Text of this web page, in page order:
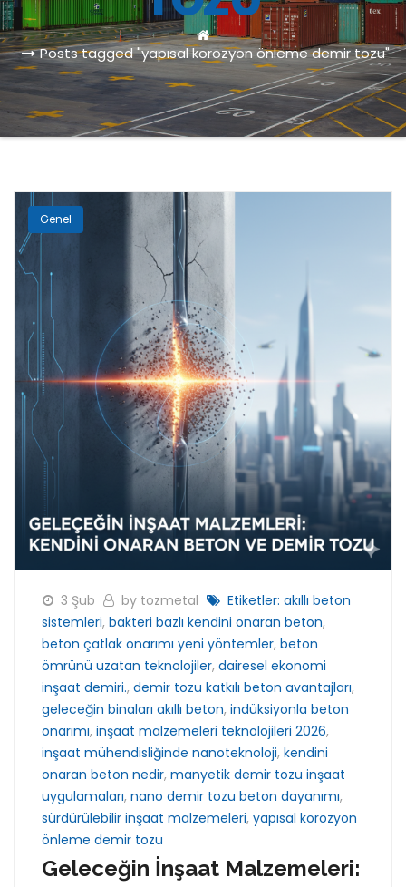
Posts tagged "yapısal korozyon önleme demir tozu"
Genel
3 Şub by tozmetal Etiketler: akıllı beton
sistemleri, bakteri bazlı kendini onaran beton,
beton çatlak onarımı yeni yöntemler, beton
ömrünü uzatan teknolojiler, dairesel ekonomi
inşaat demiri., demir tozu katkılı beton avantajları,
geleceğin binaları akıllı beton, indüksiyonla beton
onarımı, inşaat malzemeleri teknolojileri 2026,
inşaat mühendisliğinde nanoteknoloji, kendini
onaran beton nedir, manyetik demir tozu inşaat
uygulamaları, nano demir tozu beton dayanımı,
sürdürülebilir inşaat malzemeleri, yapısal korozyon
önleme demir tozu
Geleceğin İnşaat Malzemeleri: